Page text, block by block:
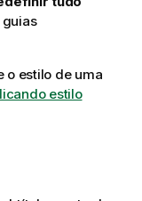
o estilo de uma
estilo